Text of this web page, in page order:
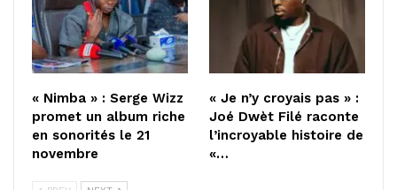
« Nimba » : Serge Wizz
promet un album riche
en sonorités le 21
novembre
« Je n’y croyais pas » :
Joé Dwèt Filé raconte
l’incroyable histoire de
«…